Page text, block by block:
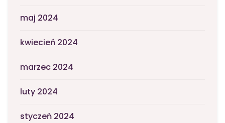
maj 2024
kwiecień 2024
marzec 2024
luty 2024
styczeń 2024